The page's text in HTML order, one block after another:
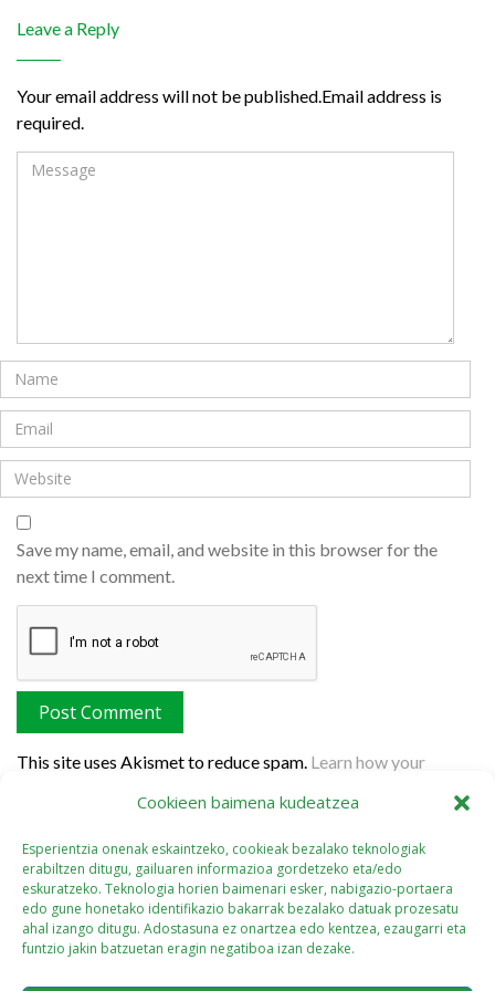
Cookieen baimena kudeatzea
Esperientzia onenak eskaintzeko, cookieak bezalako teknologiak
erabiltzen ditugu, gailuaren informazioa gordetzeko eta/edo
eskuratzeko. Teknologia horien baimenari esker, nabigazio-portaera
edo gune honetako identifikazio bakarrak bezalako datuak prozesatu
ahal izango ditugu. Adostasuna ez onartzea edo kentzea, ezaugarri eta
funtzio jakin batzuetan eragin negatiboa izan dezake.
Leave a Reply
Your email address will not be published.Email address is
required.
Save my name, email, and website in this browser for the
next time I comment.
This site uses Akismet to reduce spam. Learn how your